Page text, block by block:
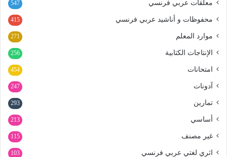
معلقات عربي فرنسي 547
محفوظات و أناشيد عربي فرنسي 415
موارد المعلم 271
الإنتاجات الكتابية 256
امتحانات 454
آدونات 247
تمارين 293
أساسي 213
غير مصنف 115
اثري لغتي عربي فرنسي 103